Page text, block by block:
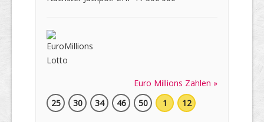
Euro Millions Zahlen »
25
30 34 46 50 1 12